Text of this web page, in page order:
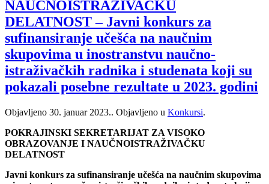
NAUČNOISTRAŽIVAČKU
DELATNOST – Javni konkurs za
sufinansiranje učešća na naučnim
skupovima u inostranstvu naučno-
istraživačkih radnika i studenata koji su
pokazali posebne rezultate u 2023. godini
Objavljeno 30. januar 2023.. Objavljeno u Konkursi.
POKRAJINSKI SEKRETARIJAT ZA VISOKO
OBRAZOVANJE I NAUČNOISTRAŽIVAČKU
DELATNOST
Javni konkurs za sufinansiranje učešća na naučnim skupovima